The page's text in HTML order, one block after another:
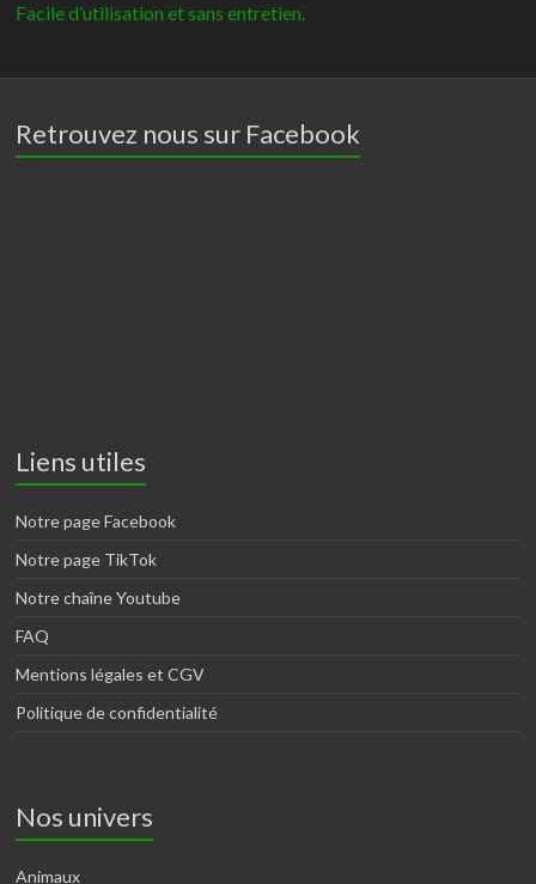
Facile d’utilisation et sans entretien.
Retrouvez nous sur Facebook
Liens utiles
Notre page Facebook
Notre page TikTok
Notre chaîne Youtube
FAQ
Mentions légales et CGV
Politique de confidentialité
Nos univers
Animaux